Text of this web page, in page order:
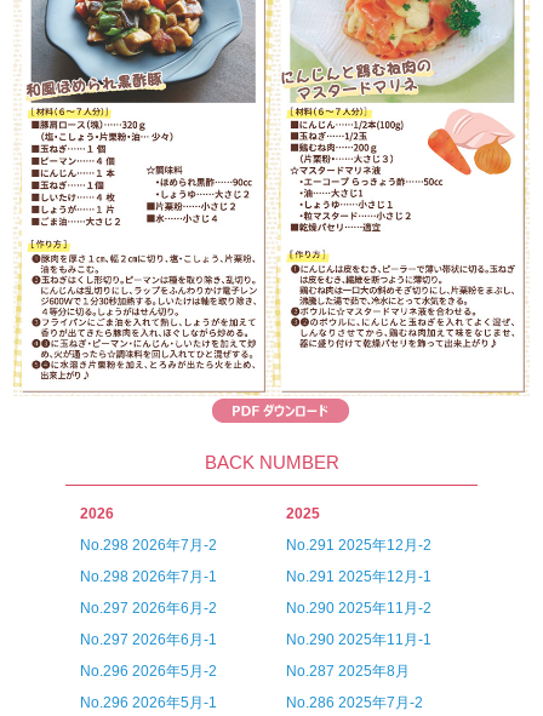
BACK NUMBER
2026
No.298 2026年7月-2
No.298 2026年7月-1
No.297 2026年6月-2
No.297 2026年6月-1
No.296 2026年5月-2
No.296 2026年5月-1
2025
No.291 2025年12月-2
No.291 2025年12月-1
No.290 2025年11月-2
No.290 2025年11月-1
No.287 2025年8月
No.286 2025年7月-2